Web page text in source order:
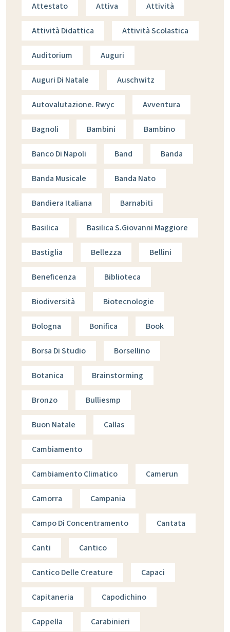
Attestato Attiva Attività
Attività Didattica Attività Scolastica
Auditorium Auguri
Auguri Di Natale Auschwitz
Autovalutazione. Rwyc Avventura
Bagnoli Bambini Bambino
Banco Di Napoli Band Banda
Banda Musicale Banda Nato
Bandiera Italiana Barnabiti
Basilica Basilica S.giovanni Maggiore
Bastiglia Bellezza Bellini
Beneficenza Biblioteca
Biodiversità Biotecnologie
Bologna Bonifica Book
Borsa Di Studio Borsellino
Botanica Brainstorming
Bronzo Bulliesmp
Buon Natale Callas
Cambiamento
Cambiamento Climatico Camerun
Camorra Campania
Campo Di Concentramento Cantata
Canti Cantico
Cantico Delle Creature Capaci
Capitaneria Capodichino
Cappella Carabinieri